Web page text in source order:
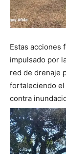
Estas acciones
impulsado por
red de drenaje
fortaleciendo el
contra